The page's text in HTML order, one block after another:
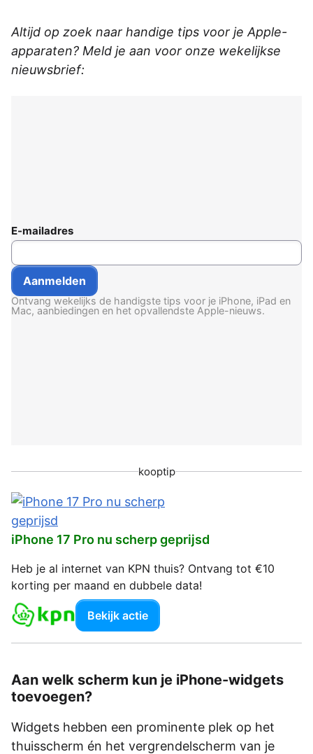
Altijd op zoek naar handige tips voor je Apple-
apparaten? Meld je aan voor onze wekelijkse
nieuwsbrief:
E-mailadres
Ontvang wekelijks de handigste tips voor je iPhone, iPad en
Mac, aanbiedingen en het opvallendste Apple-nieuws.
kooptip
iPhone 17 Pro nu scherp geprijsd
Heb je al internet van KPN thuis? Ontvang tot €10
korting per maand en dubbele data!
Bekijk actie
Aan welk scherm kun je iPhone-widgets
toevoegen?
Widgets hebben een prominente plek op het
thuisscherm én het vergrendelscherm van je